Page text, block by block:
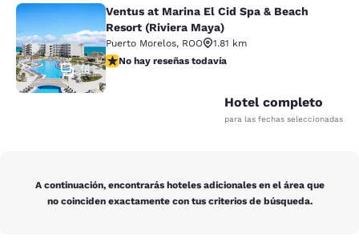
Ventus at Marina El Cid Spa &
18
Ventus at Marina El Cid Spa & Beach
Resort (Riviera Maya)
Puerto Morelos, ROO
1.81 km
No hay reseñas todavía
No hay reseñas todavía
Hotel completo
para las fechas seleccionadas
A continuación, encontrarás hoteles adicionales en el área que
no coinciden exactamente con tus criterios de búsqueda.